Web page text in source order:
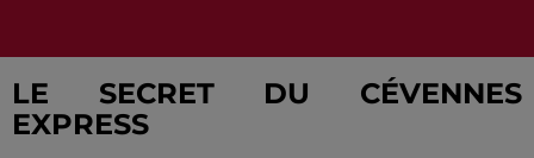
LE SECRET DU CÉVENNES
EXPRESS